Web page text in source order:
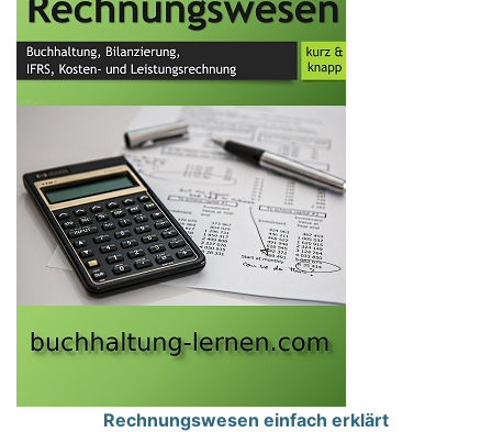
Rechnungswesen einfach erklärt